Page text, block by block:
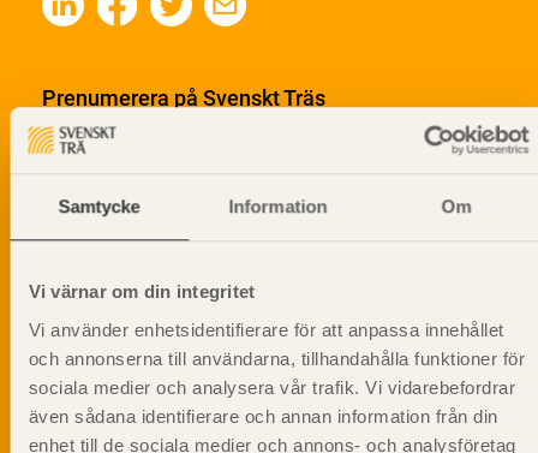
Samtycke Information Om
Vi värnar om din integritet
Vi använder enhetsidentifierare för att anpassa innehållet
och annonserna till användarna, tillhandahålla funktioner för
sociala medier och analysera vår trafik. Vi vidarebefordrar
även sådana identifierare och annan information från din
enhet till de sociala medier och annons- och analysföretag
Prenumerera på Svenskt Träs
informationsutskick!